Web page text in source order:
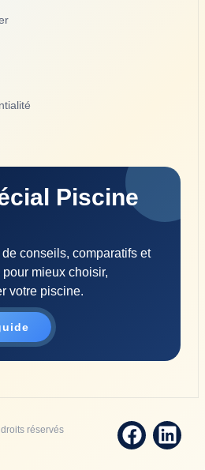
Piscine
conseils, comparatifs et
mieux choisir,
votre piscine.
réservés